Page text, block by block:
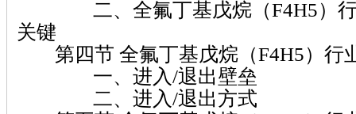
二、全氟丁基戊烷（F4H5）行
关键
第四节 全氟丁基戊烷（F4H5）行
一、进入/退出壁垒
二、进入/退出方式